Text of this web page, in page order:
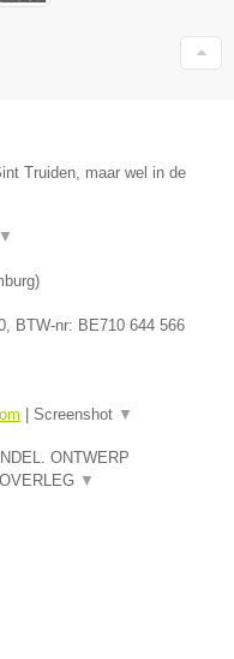
Truiden, maar wel in de
▼
)
, BTW-nr: BE710 644 566
Screenshot ▼
ONTWERP
▼